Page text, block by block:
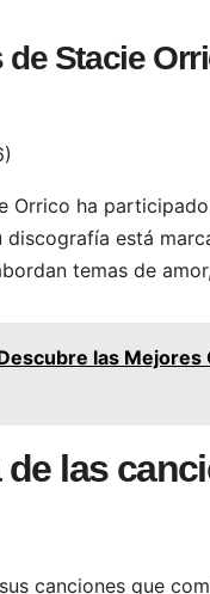
Stacie
Orrico ha
está
temas de
las Mejores
las
canciones que